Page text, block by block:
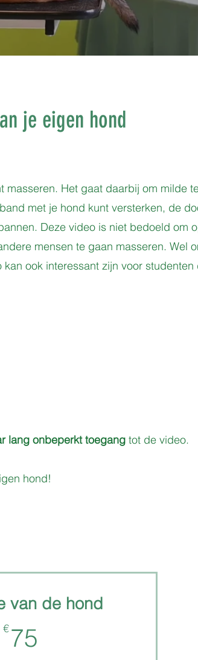
je eigen hond
Het gaat daarbij om milde
met je hond kunt versterken, de
Deze video is niet bedoeld om
mensen te gaan masseren. Wel
ook interessant zijn voor studenten
lang onbeperkt toegang tot de video.
hond!
van de hond
€75